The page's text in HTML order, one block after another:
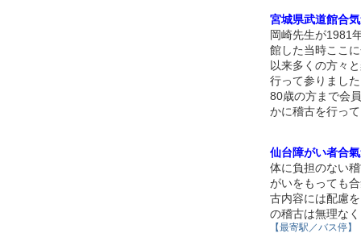
宮城県武道館合
岡崎先生が1981
館した当時ここ
以来多くの方々
行って参りまし
80歳の方まで会
かに稽古を行っ
仙台障がい者合
体に負担のない
がいをもっても
古内容には配慮
の稽古は無理な
【最寄駅／バス停】